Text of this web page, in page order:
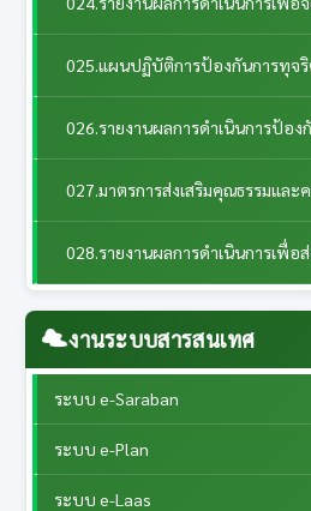
025.แผนปฏิบัติการป้องกันการทุจ
026.รายงานผลการดำเนินการป้อ
027.มาตรการส่งเสริมคุณธรรมและ
028.รายงานผลการดำเนินการเพื่อ
งานระบบสารสนเทศ
ระบบ e-Saraban
ระบบ e-Plan
ระบบ e-Laas